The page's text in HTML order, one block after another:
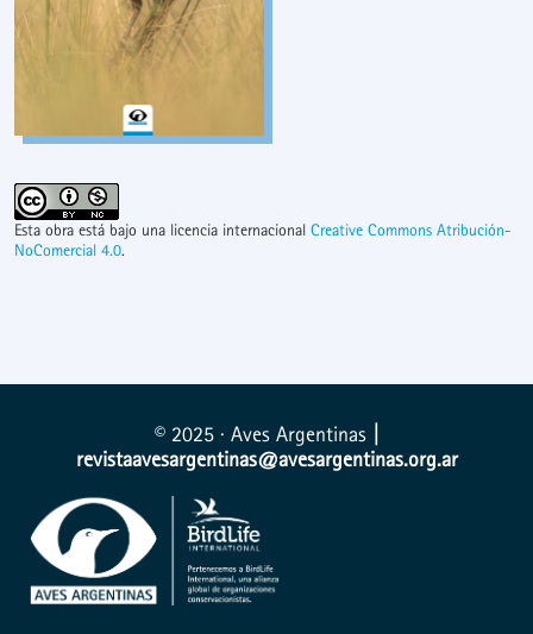
Esta obra está bajo una licencia internacional Creative Commons Atribución-
NoComercial 4.0.
© 2025 · Aves Argentinas
revistaavesargentinas@avesargentinas.org.ar